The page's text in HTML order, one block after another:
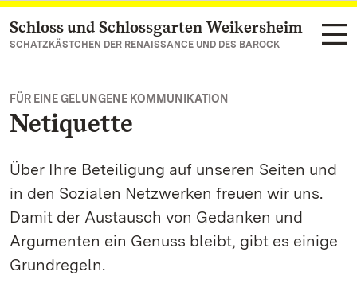
Zum Hauptinhalt springen
Schloss und Schlossgarten Weikersheim
SCHATZKÄSTCHEN DER RENAISSANCE UND DES BAROCK
FÜR EINE GELUNGENE KOMMUNIKATION
Netiquette
Über Ihre Beteiligung auf unseren Seiten und
in den Sozialen Netzwerken freuen wir uns.
Damit der Austausch von Gedanken und
Argumenten ein Genuss bleibt, gibt es einige
Grundregeln.